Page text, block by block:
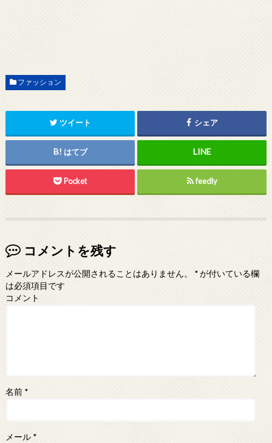
ファッション
ツイート シェア
はてブ
Pocket feedly
コメントを残す
メールアドレスが公開されることはありません。 *が付いている欄
は必須項目です
コメント
名前 *
メール *